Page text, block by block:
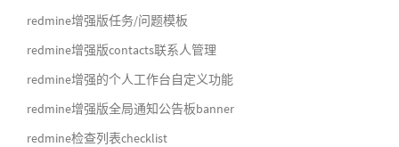
redmine增强版任务/问题模板
redmine增强版contacts联系人管理
redmine增强的个人工作台自定义功能
redmine增强版全局通知公告板banner
redmine检查列表checklist